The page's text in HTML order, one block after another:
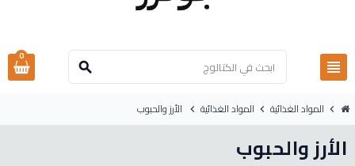
view_headline
search
0
chevron_right المواد الغذائية chevron_right المواد الغذائية chevron_right الأرز والحبوب
الأرز والحبوب